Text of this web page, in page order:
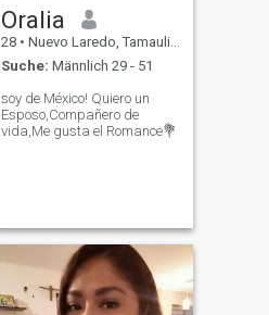
Oralia
28 • Nuevo Laredo, Tamaulipas, Mexiko
Suche: Männlich 29 - 51
soy de México! Quiero un
Esposo,Compañero de
vida,Me gusta el Romance💐